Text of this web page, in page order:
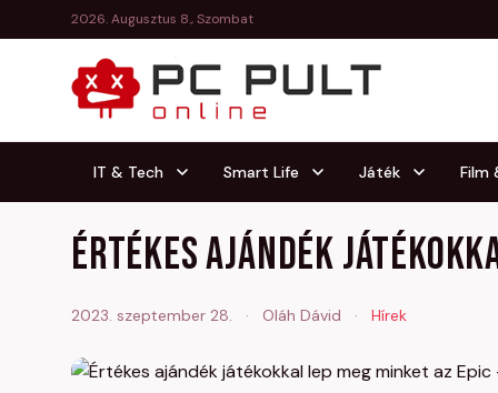
2026. Augusztus 8., Szombat
IT & Tech Smart Life Játék Film
Értékes ajándék
2023. szeptember 28. · Oláh Dávid · Hírek